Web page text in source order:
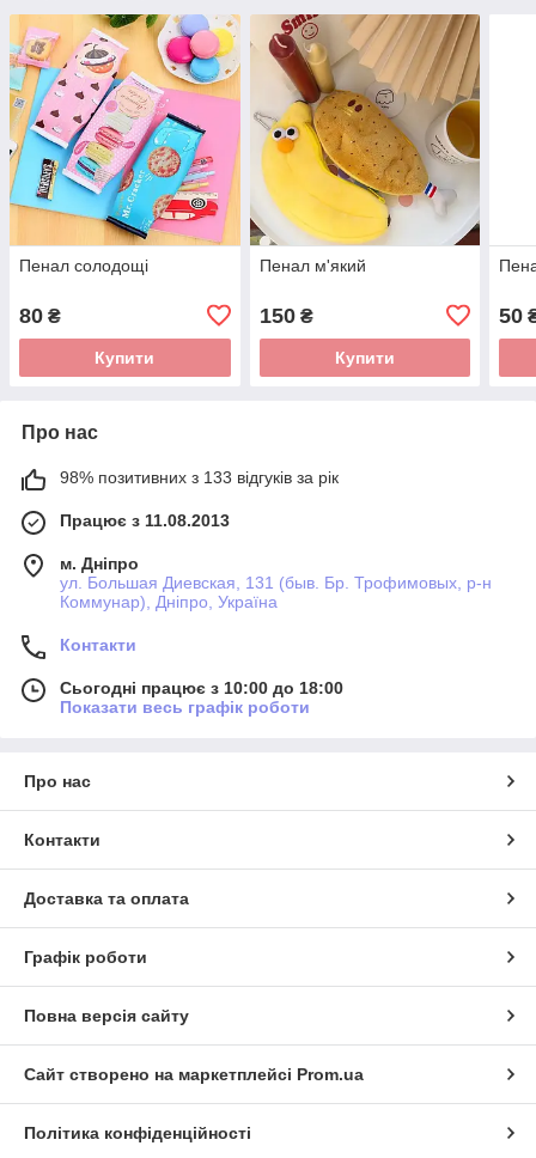
Пенал солодощі
80 ₴
Купити
Пенал м'який
150₴
Купити
50
Про нас
98% позитивних з 133 відгуків за рік
Працює з 11.08.2013
м. Дніпро
ул. Большая Диевская, 131 (быв. Бр. Трофимовых, р-н
Коммунар), Дніпро, Україна
Контакти
Сьогодні працює з 10:00 до 18:00
Показати весь графік роботи
Про нас
Контакти
Доставка та оплата
Графік роботи
Повна версія сайту
Сайт створено на маркетплейсі Prom.ua
Політика конфіденційності